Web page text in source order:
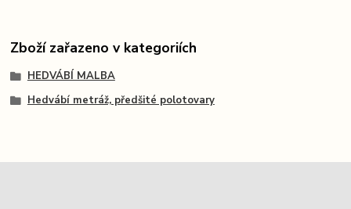
Zboží zařazeno v kategoriích
HEDVÁBÍ MALBA
Hedvábí metráž, předšité polotovary